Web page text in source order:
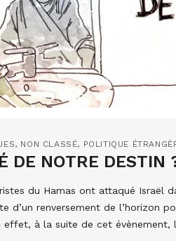
, NON CLASSÉ, POLITIQUE
DE NOTRE DESTIN
du Hamas ont attaqué Israël
d’un renversement de l’horizon
effet, à la suite de cet